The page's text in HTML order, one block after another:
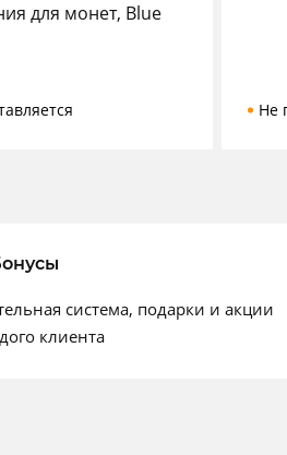
для монет, Blue
Не
система, подарки и акции
клиента